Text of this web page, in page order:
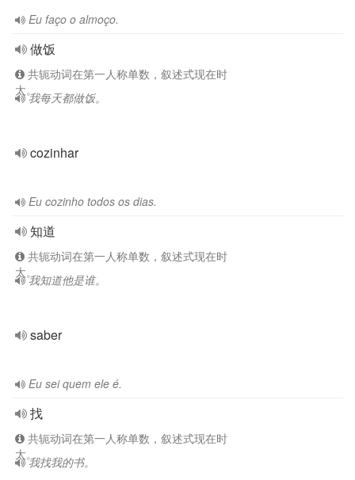
Eu faço o almoço.
做饭
共轭动词在第一人称单数，叙述式现在时
太。我每天都做饭。
cozinhar
Eu cozinho todos os dias.
知道
共轭动词在第一人称单数，叙述式现在时
太。我知道他是谁。
saber
Eu sei quem ele é.
找
共轭动词在第一人称单数，叙述式现在时
太。我找我的书。